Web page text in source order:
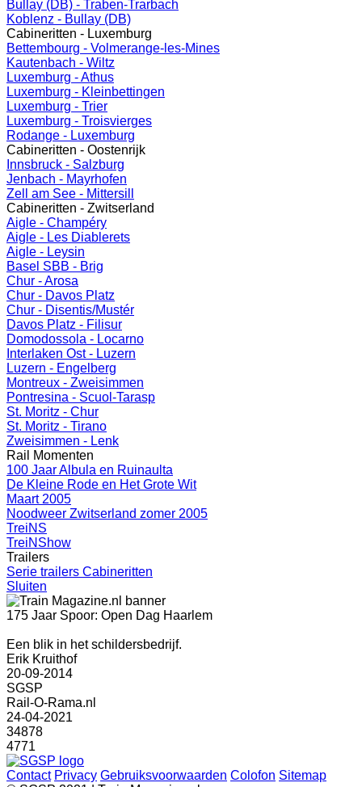
Bullay (DB) - Traben-Trarbach
Koblenz - Bullay (DB)
Cabineritten - Luxemburg
Bettembourg - Volmerange-les-Mines
Kautenbach - Wiltz
Luxemburg - Athus
Luxemburg - Kleinbettingen
Luxemburg - Trier
Luxemburg - Troisvierges
Rodange - Luxemburg
Cabineritten - Oostenrijk
Innsbruck - Salzburg
Jenbach - Mayrhofen
Zell am See - Mittersill
Cabineritten - Zwitserland
Aigle - Champéry
Aigle - Les Diablerets
Aigle - Leysin
Basel SBB - Brig
Chur - Arosa
Chur - Davos Platz
Chur - Disentis/Mustér
Davos Platz - Filisur
Domodossola - Locarno
Interlaken Ost - Luzern
Luzern - Engelberg
Montreux - Zweisimmen
Pontresina - Scuol-Tarasp
St. Moritz - Chur
St. Moritz - Tirano
Zweisimmen - Lenk
Rail Momenten
100 Jaar Albula en Ruinaulta
De Kleine Rode en Het Grote Wit
Maart 2005
Noodweer Zwitserland zomer 2005
TreiNS
TreiNShow
Trailers
Serie trailers Cabineritten
Sluiten
175 Jaar Spoor: Open Dag Haarlem
Een blik in het schildersbedrijf.
Erik Kruithof
20-09-2014
SGSP
Rail-O-Rama.nl
24-04-2021
34878
4771
Contact Privacy Gebruiksvoorwaarden Colofon Sitemap